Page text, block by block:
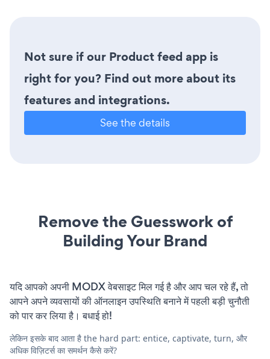
Not sure if our Product feed app is
right for you? Find out more about its
features and integrations.
See the details
Remove the Guesswork of
Building Your Brand
यदि आपको अपनी MODX वेबसाइट मिल गई है और आप चल रहे हैं, तो
आपने अपने व्यवसायों की ऑनलाइन उपस्थिति बनाने में पहली बड़ी चुनौती
को पार कर लिया है। बधाई हो!
लेकिन इसके बाद आता है the hard part: entice, captivate, turn, और
अधिक विज़िटर्स का समर्थन कैसे करें?